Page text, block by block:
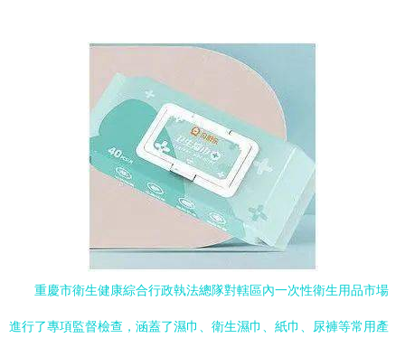
重慶市衛生健康綜合行政執法總隊對轄區內一次性衛生用品市場
進行了專項監督檢查，涵蓋了濕巾、衛生濕巾、紙巾、尿褲等常用產